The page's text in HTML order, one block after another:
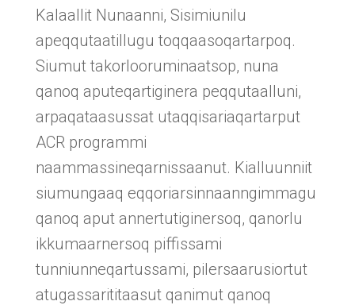
Kalaallit Nunaanni, Sisimiunilu
apeqqutaatillugu toqqaasoqartarpoq.
Siumut takorlooruminaatsop, nuna
qanoq aputeqartiginera peqqutaalluni,
arpaqataasussat utaqqisariaqartarput
ACR programmi
naammassineqarnissaanut. Kialluunniit
siumungaaq eqqoriarsinnaanngimmagu
qanoq aput annertutiginersoq, qanorlu
ikkumaarnersoq piffissami
tunniunneqartussami, pilersaarusiortut
atugassarititaasut qanimut qanoq